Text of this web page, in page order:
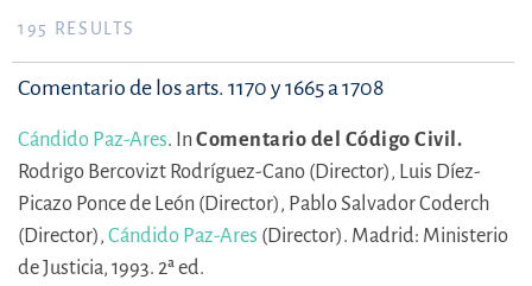
195 RESULTS
Comentario de los arts. 1170 y 1665 a 1708
Cándido Paz-Ares. In Comentario del Código Civil.
Rodrigo Bercovizt Rodríguez-Cano (Director), Luis Díez-
Picazo Ponce de León (Director), Pablo Salvador Coderch
(Director), Cándido Paz-Ares (Director). Madrid: Ministerio
de Justicia, 1993. 2ª ed.